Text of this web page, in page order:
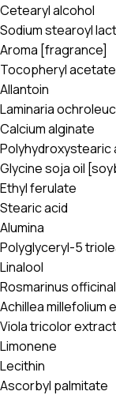
Cetearyl alcohol
Sodium stearoyl
Aroma [fragrance]
Tocopheryl acetate
Allantoin
Laminaria
Calcium alginate
Polyhydroxystearic
Glycine soja oil
Ethyl ferulate
Stearic acid
Alumina
Polyglyceryl-5
Linalool
Rosmarinus
Achillea millefolium
Viola tricolor extract
Limonene
Lecithin
Ascorbyl palmitate